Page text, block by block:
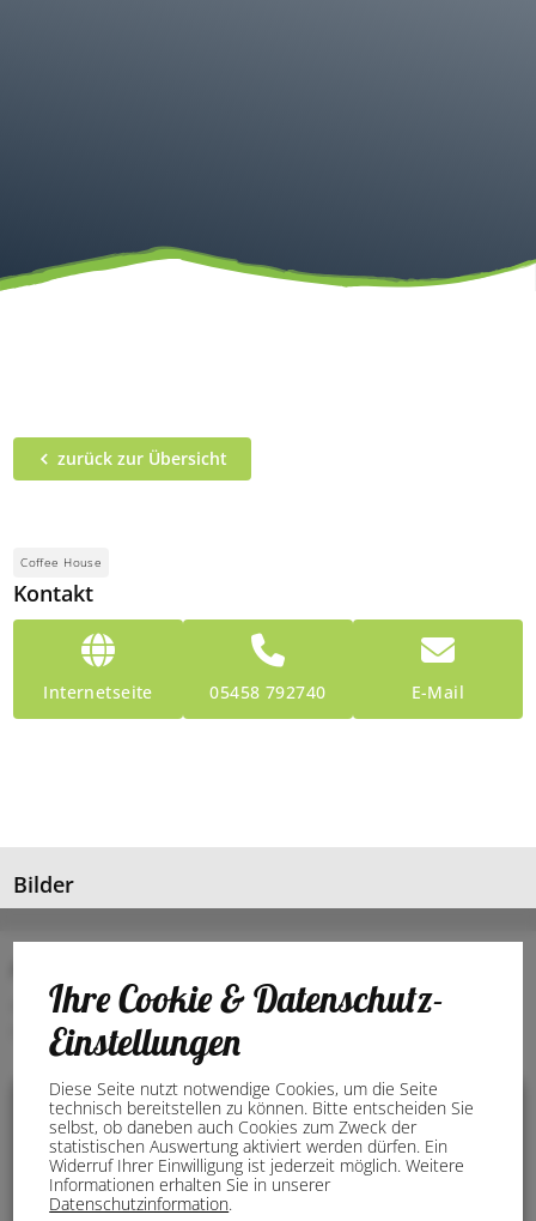
zurück zur Übersicht
Coffee House
Kontakt
Internetseite 05458 792740 E-Mail
Bilder
48480 Schapen
Germany
Ihre Cookie & Datenschutz-
Einstellungen
Diese Seite nutzt notwendige Cookies, um die Seite
technisch bereitstellen zu können. Bitte entscheiden Sie
selbst, ob daneben auch Cookies zum Zweck der
statistischen Auswertung aktiviert werden dürfen. Ein
Widerruf Ihrer Einwilligung ist jederzeit möglich. Weitere
Informationen erhalten Sie in unserer
Datenschutzinformation.